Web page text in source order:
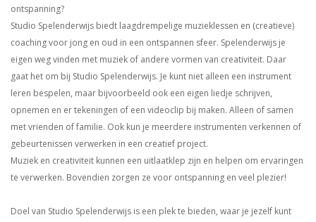
ontspanning?
Studio Spelenderwijs biedt laagdrempelige muzieklessen en (creatieve)
coaching voor jong en oud in een ontspannen sfeer. Spelenderwijs je
eigen weg vinden met muziek of andere vormen van creativiteit. Daar
gaat het om bij Studio Spelenderwijs. Je kunt niet alleen een instrument
leren bespelen, maar bijvoorbeeld ook een eigen liedje schrijven,
opnemen en er tekeningen of een videoclip bij maken. Alleen of samen
met vrienden of familie. Ook kun je meerdere instrumenten verkennen of
gebeurtenissen verwerken in een creatief project.
Muziek en creativiteit kunnen een uitlaatklep zijn en helpen om ervaringen
te verwerken. Bovendien zorgen ze voor ontspanning en veel plezier!
Doel van Studio Spelenderwijs is een plek te bieden, waar je jezelf kunt